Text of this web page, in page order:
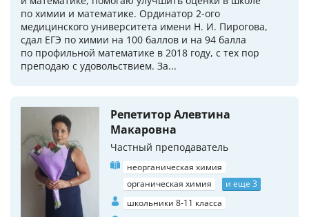
по химии и математике. Ординатор 2-ого
медицинского университета имени Н. И. Пирогова,
сдал ЕГЭ по химии на 100 баллов и на 94 балла
по профильной математике в 2018 году, с тех пор
преподаю с удовольствием. За...
Репетитор Алевтина
Макаровна
Частный преподаватель
неорганическая химия
органическая химия
и еще 3
школьники 8-11 класса